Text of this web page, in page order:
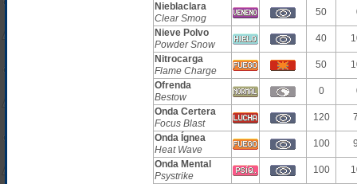
Nieblaclara
Clear Smog
50
Nieve Polvo
Powder Snow
40
Nitrocarga
Flame Charge
50
Ofrenda
Bestow
0
Onda Certera
Focus Blast
120
Onda Ígnea
Heat Wave
100
Onda Mental
Psystrike
100